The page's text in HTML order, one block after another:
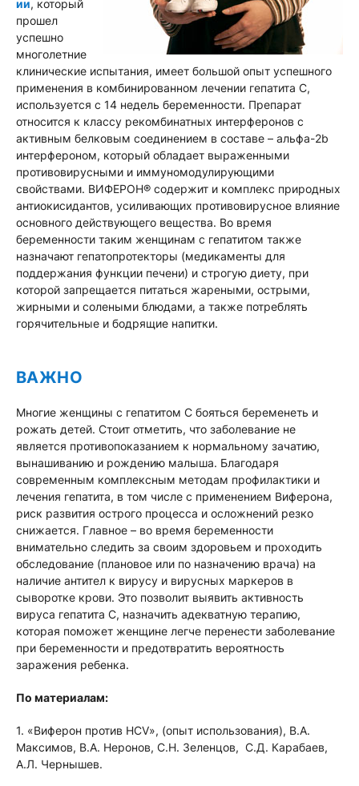
ии, который
прошел
успешно
многолетние
клинические испытания, имеет большой опыт успешного
применения в комбинированном лечении гепатита C,
используется с 14 недель беременности. Препарат
относится к классу рекомбинатных интерферонов с
активным белковым соединением в составе – альфа-2b
интерфероном, который обладает выраженными
противовирусными и иммуномодулирующими
свойствами. ВИФЕРОН® содержит и комплекс природных
антиокисидантов, усиливающих противовирусное влияние
основного действующего вещества. Во время
беременности таким женщинам с гепатитом также
назначают гепатопротекторы (медикаменты для
поддержания функции печени) и строгую диету, при
которой запрещается питаться жареными, острыми,
жирными и солеными блюдами, а также потреблять
горячительные и бодрящие напитки.
ВАЖНО
Многие женщины с гепатитом C бояться беременеть и
рожать детей. Стоит отметить, что заболевание не
является противопоказанием к нормальному зачатию,
вынашиванию и рождению малыша. Благодаря
современным комплексным методам профилактики и
лечения гепатита, в том числе с применением Виферона,
риск развития острого процесса и осложнений резко
снижается. Главное – во время беременности
внимательно следить за своим здоровьем и проходить
обследование (плановое или по назначению врача) на
наличие антител к вирусу и вирусных маркеров в
сыворотке крови. Это позволит выявить активность
вируса гепатита C, назначить адекватную терапию,
которая поможет женщине легче перенести заболевание
при беременности и предотвратить вероятность
заражения ребенка.
По материалам:
1. «Виферон против HCV», (опыт использования), В.А.
Максимов, В.А. Неронов, С.Н. Зеленцов, С.Д. Карабаев,
А.Л. Чернышев.